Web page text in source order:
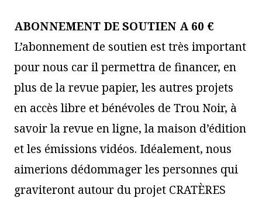
ABONNEMENT DE SOUTIEN A 60 €
L’abonnement de soutien est très important
pour nous car il permettra de financer, en
plus de la revue papier, les autres projets
en accès libre et bénévoles de Trou Noir, à
savoir la revue en ligne, la maison d’édition
et les émissions vidéos. Idéalement, nous
aimerions dédommager les personnes qui
graviteront autour du projet CRATÈRES